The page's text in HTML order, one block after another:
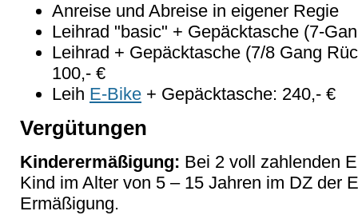
Anreise und Abreise in eigener Regie
Leihrad "basic" + Gepäcktasche (7-
Leihrad + Gepäcktasche (7/8 Gang
100,- €
Leih E-Bike + Gepäcktasche: 240,- €
Vergütungen
Kinderermäßigung: Bei 2 voll zahlenden
Kind im Alter von 5 – 15 Jahren im DZ der
Ermäßigung.